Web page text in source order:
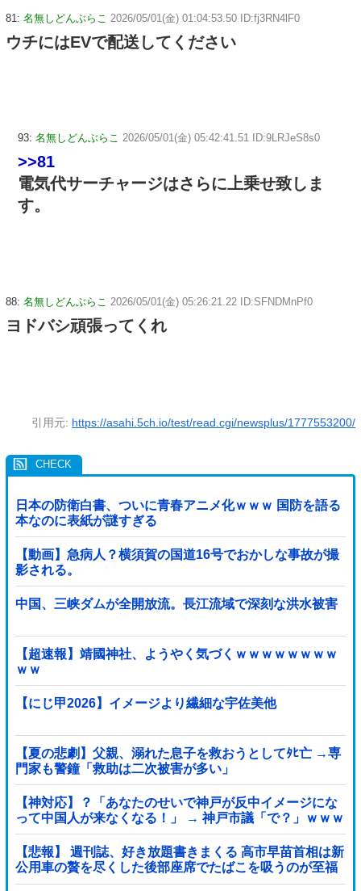
81: 名無しどんぶらこ 2026/05/01(金) 01:04:53.50 ID:fj3RN4lF0
ウチにはEVで配送してください
93: 名無しどんぶらこ 2026/05/01(金) 05:42:41.51 ID:9LRJeS8s0
>>81
電気代サーチャージはさらに上乗せ致しま
す。
88: 名無しどんぶらこ 2026/05/01(金) 05:26:21.22 ID:SFNDMnPf0
ヨドバシ頑張ってくれ
引用元: https://asahi.5ch.io/test/read.cgi/newsplus/1777553200/
日本の防衛白書、ついに青春アニメ化ｗｗｗ 国防を語る
本なのに表紙が謎すぎる
【動画】急病人？横須賀の国道16号でおかしな事故が撮
影される。
中国、三峡ダムが全開放流。長江流域で深刻な洪水被害
【超速報】靖國神社、ようやく気づくｗｗｗｗｗｗｗｗ
ｗｗ
【にじ甲2026】イメージより繊細な宇佐美他
【夏の悲劇】父親、溺れた息子を救おうとしてﾀﾋ亡 →専
門家も警鐘「救助は二次被害が多い」
【神対応】？「あなたのせいで神戸が反中イメージにな
って中国人が来なくなる！」 → 神戸市議「で？」ｗｗｗ
ｗｗｗｗｗｗｗｗｗｗｗｗ
【悲報】 週刊誌、好き放題書きまくる 高市早苗首相は新
公用車の贅を尽くした後部座席でたばこを吸うのが至福
の時間「どんどん延びる乗車時間」